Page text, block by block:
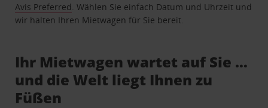
Avis Preferred . Wählen Sie einfach Datum und Uhrzeit und
wir halten Ihren Mietwagen für Sie bereit.
Ihr Mietwagen wartet auf Sie …
und die Welt liegt Ihnen zu
Füßen